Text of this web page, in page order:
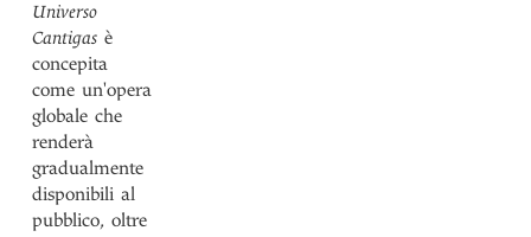
Universo
Cantigas è
concepita
come un'opera
globale che
renderà
gradualmente
disponibili al
pubblico, oltre